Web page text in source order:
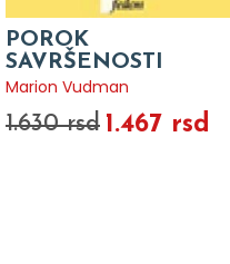
POROK
SAVRŠENOSTI
Marion Vudman
1.630 rsd 1.467 rsd